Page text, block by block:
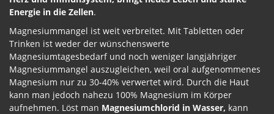
Energie in die Zellen.
Magnesiummangel ist weit verbreitet. Mit Tabletten oder
Trinken ist weder der wünschenswerte
Magnesiumtagesbedarf und noch weniger langjähriger
Magnesiummangel auszugleichen, weil oral aufgenommenes
Magnesium nur zu 30-40% verwertet wird. Durch die Haut
kann man jedoch nahezu 100% Magnesium im Körper
aufnehmen. Löst man Magnesiumchlorid in Wasser, kann